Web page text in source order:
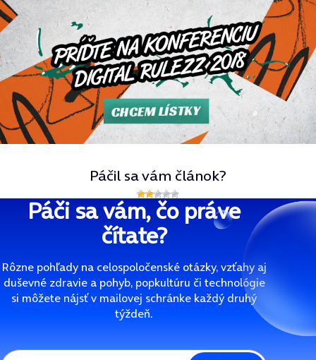
Páčil sa vám článok?
Páči sa vám, čo práve
čítate?
Rôzne pohľady na celospoločenské otázky, vzťahy aj
duševné zdravie a pohyb, popkultúru či technológie
si môžete nájsť v mailovej schránke každý druhý
týždeň.